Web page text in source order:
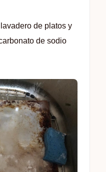
de platos y
de sodio